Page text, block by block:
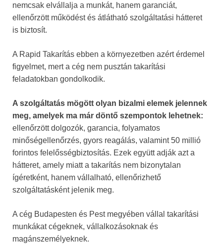
nemcsak elvállalja a munkát, hanem garanciát,
ellenőrzött működést és átlátható szolgáltatási hátteret
is biztosít.
A Rapid Takarítás ebben a környezetben azért érdemel
figyelmet, mert a cég nem pusztán takarítási
feladatokban gondolkodik.
A szolgáltatás mögött olyan bizalmi elemek jelennek
meg, amelyek ma már döntő szempontok lehetnek:
ellenőrzött dolgozók, garancia, folyamatos
minőségellenőrzés, gyors reagálás, valamint 50 millió
forintos felelősségbiztosítás. Ezek együtt adják azt a
hátteret, amely miatt a takarítás nem bizonytalan
ígéretként, hanem vállalható, ellenőrizhető
szolgáltatásként jelenik meg.
A cég Budapesten és Pest megyében vállal takarítási
munkákat cégeknek, vállalkozásoknak és
magánszemélyeknek.